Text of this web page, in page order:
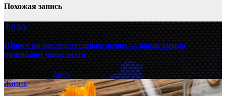
Похожая запись
Жизнь
Юрист по наследственным делам — какие споры
возникают чаще всего
Jarvis
Жизнь